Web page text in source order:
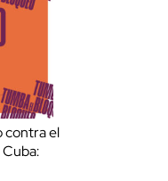
contra el
Cuba: